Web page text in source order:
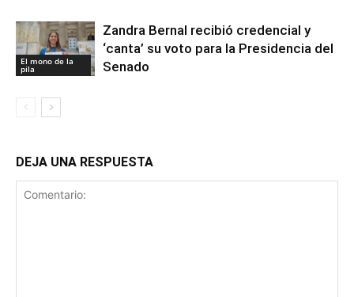
El mono de la
pila
Zandra Bernal recibió credencial y
‘canta’ su voto para la Presidencia del
Senado
DEJA UNA RESPUESTA